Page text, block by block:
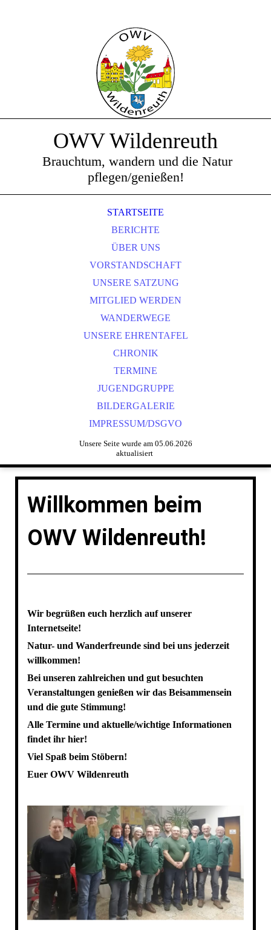
OWV Wildenreuth
Brauchtum, wandern und die Natur
pflegen/genießen!
STARTSEITE
BERICHTE
ÜBER UNS
VORSTANDSCHAFT
UNSERE SATZUNG
MITGLIED WERDEN
WANDERWEGE
UNSERE EHRENTAFEL
CHRONIK
TERMINE
JUGENDGRUPPE
BILDERGALERIE
IMPRESSUM/DSGVO
Unsere Seite wurde am 05.06.2026
aktualisiert
Willkommen beim
OWV Wildenreuth!
Wir begrüßen euch herzlich auf unserer
Internetseite!
Natur- und Wanderfreunde sind bei uns jederzeit
willkommen!
Bei unseren zahlreichen und gut besuchten
Veranstaltungen genießen wir das Beisammensein
und die gute Stimmung!
Alle Termine und aktuelle/wichtige Informationen
findet ihr hier!
Viel Spaß beim Stöbern!
Euer OWV Wildenreuth